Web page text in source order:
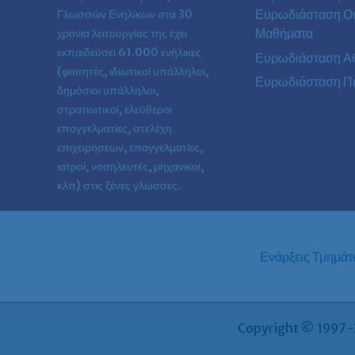
Γλωσσών Ενηλίκων στα 30
χρόνια λειτουργίας της έχει
εκπαιδεύσει 61.000 ενήλικες
(φοιτητές, ιδιωτικοί υπάλληλοι,
δημόσιοι υπάλληλοι,
στρατιωτικοί, ελεύθεροι
επαγγελματίες, στελέχη
επιχειρήσεων, επαγγελματίες,
ιατροί, νοσηλευτές, μηχανικοί,
κλπ) στις ξένες γλώσσες.
Ευρωδιάσταση
Μαθήματα
Ευρωδιάσταση
Ευρωδιάσταση
Ενάρξεις
Copyright © 1997-